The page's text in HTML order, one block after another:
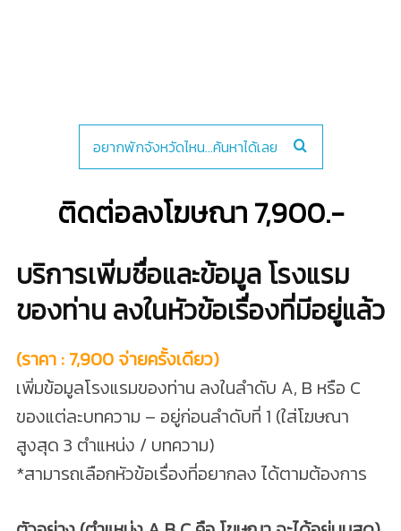
ติดต่อลงโฆษณา 7,900.-
บริการเพิ่มชื่อและข้อมูล โรงแรม
ของท่าน ลงในหัวข้อเรื่องที่มีอยู่แล้ว
(ราคา : 7,900 จ่ายครั้งเดียว)
เพิ่มข้อมูลโรงแรมของท่าน ลงในลำดับ A, B หรือ C
ของแต่ละบทความ – อยู่ก่อนลำดับที่ 1 (ใส่โฆษณา
สูงสุด 3 ตำแหน่ง / บทความ)
*สามารถเลือกหัวข้อเรื่องที่อยากลง ได้ตามต้องการ